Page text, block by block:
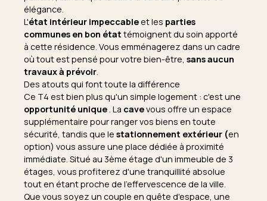
élégance.
L'état intérieur impeccableet les parties
communes en bon état témoignent du soin apporté
à cette résidence. Vous emménagerez dans un cadre
où tout est pensé pour votre bien-être, sans aucun
travaux à prévoir
Des atouts qui font toute la différence
Ce T4 est bien plus qu'un simple logement : c'est une
opportunité unique . La cavevous offre un espace
supplémentaire pour ranger vos biens en toute
sécurité, tandis que le stationnement extérieur (en
option) vous assure une place dédiée à proximité
immédiate. Situé au 3ème étage d'un immeuble de 3
étages, vous profiterez d'une tranquillité absolue
tout en étant proche de l'effervescence de la ville.
Que vous soyez un couple en quête d'espace, une